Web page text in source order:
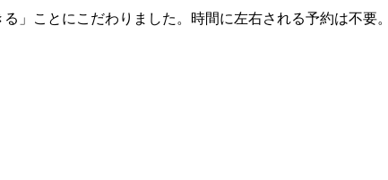
」ことにこだわりました。時間に左右される予約は不